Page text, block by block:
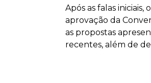
Após as falas
aprovação da
as propostas
recentes, além de